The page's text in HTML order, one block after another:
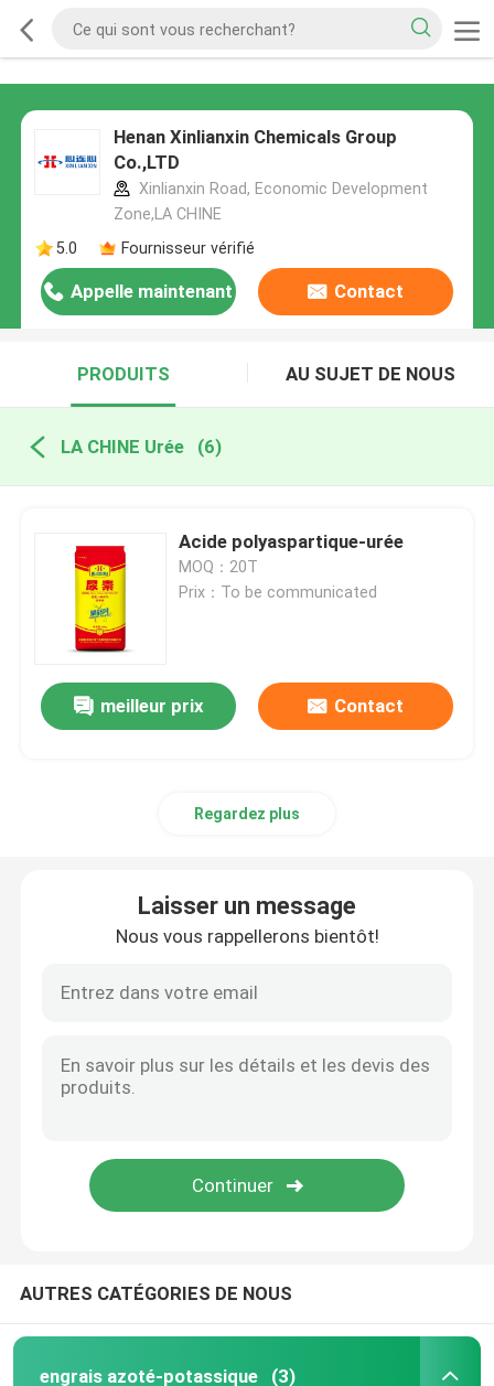
Henan Xinlianxin Chemicals Group
Co.,LTD
Xinlianxin Road, Economic Development
Zone,LA CHINE
5.0
Fournisseur vérifié
Appelle maintenant Contact
PRODUITS AU SUJET DE NOUS
LA CHINE Urée (6)
Acide polyaspartique-urée
MOQ：20T
Prix：To be communicated
meilleur prix Contact
Regardez plus
Laisser un message
Nous vous rappellerons bientôt!
AUTRES CATÉGORIES DE NOUS
engrais azoté-potassique (3)